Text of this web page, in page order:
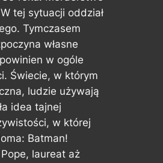
tej sytuacji oddział
Tymczasem
własne
w ogóle
Świecie, w którym
ludzie używają
idea tajnej
w której
Batman!
laureat aż